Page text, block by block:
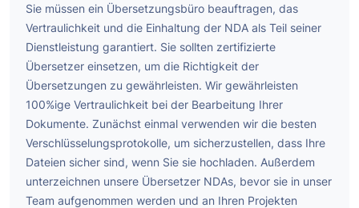
Sie müssen ein Übersetzungsbüro beauftragen, das
Vertraulichkeit und die Einhaltung der NDA als Teil seiner
Dienstleistung garantiert. Sie sollten zertifizierte
Übersetzer einsetzen, um die Richtigkeit der
Übersetzungen zu gewährleisten. Wir gewährleisten
100%ige Vertraulichkeit bei der Bearbeitung Ihrer
Dokumente. Zunächst einmal verwenden wir die besten
Verschlüsselungsprotokolle, um sicherzustellen, dass Ihre
Dateien sicher sind, wenn Sie sie hochladen. Außerdem
unterzeichnen unsere Übersetzer NDAs, bevor sie in unser
Team aufgenommen werden und an Ihren Projekten